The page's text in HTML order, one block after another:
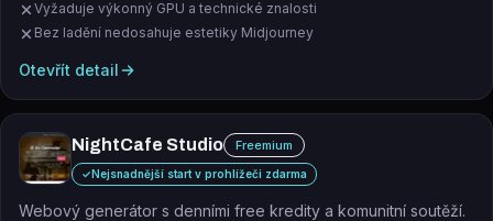
Vyžaduje výkonný GPU a technické znalosti
Bez ladění nedosahuje estetiky Midjourney
Otevřít detail
NightCafe Studio Freemium
✓Nejsnadnější start v prohlížeči zdarma
Webový generátor s denními free kredity a komunitní soutěží.